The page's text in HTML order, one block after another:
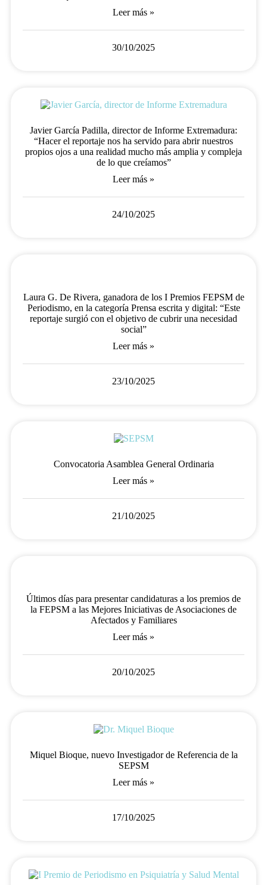
Leer más »
30/10/2025
Javier García Padilla, director de Informe Extremadura:
“Hacer el reportaje nos ha servido para abrir nuestros
propios ojos a una realidad mucho más amplia y compleja
de lo que creíamos”
Leer más »
24/10/2025
Laura G. De Rivera, ganadora de los I Premios FEPSM de
Periodismo, en la categoría Prensa escrita y digital: “Este
reportaje surgió con el objetivo de cubrir una necesidad
social”
Leer más »
23/10/2025
Convocatoria Asamblea General Ordinaria
Leer más »
21/10/2025
Últimos días para presentar candidaturas a los premios de
la FEPSM a las Mejores Iniciativas de Asociaciones de
Afectados y Familiares
Leer más »
20/10/2025
Miquel Bioque, nuevo Investigador de Referencia de la
SEPSM
Leer más »
17/10/2025